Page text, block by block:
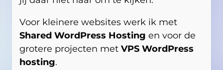
Voor kleinere websites werk ik met
Shared WordPress Hosting en voor de
grotere projecten met VPS WordPress
hosting.